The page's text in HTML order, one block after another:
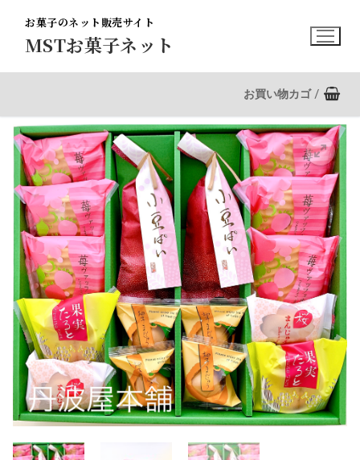
MSTお菓子ネット
お菓子のネット販売サイト
お買い物カゴ /
🔍